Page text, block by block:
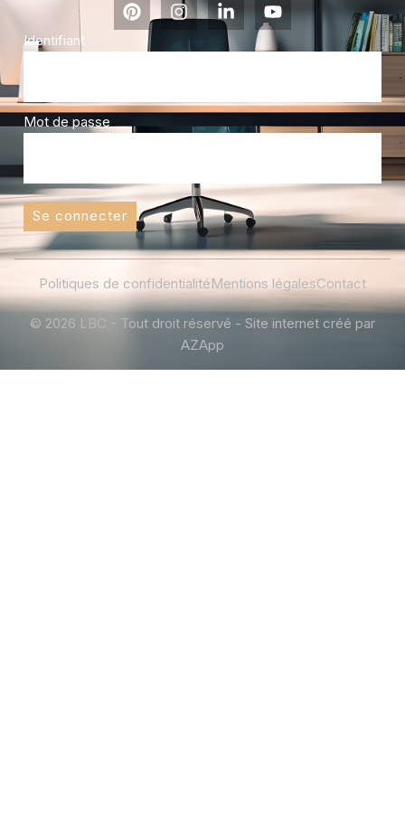
Identifiant
Mot de passe
Se connecter
Politiques de confidentialitéMentions légalesContact
© 2026 LBC - Tout droit réservé - Site internet créé par
AZApp